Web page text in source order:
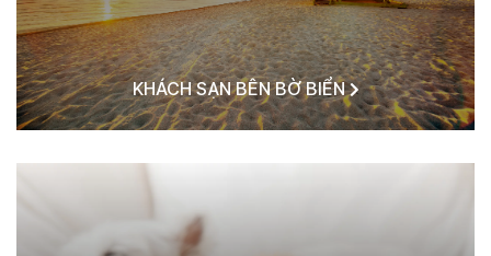
KHÁCH SẠN BÊN BỜ BIỂN